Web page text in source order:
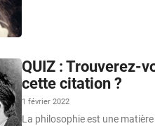
QUIZ : Trouverez-
cette citation ?
1 février 2022
La philosophie est une